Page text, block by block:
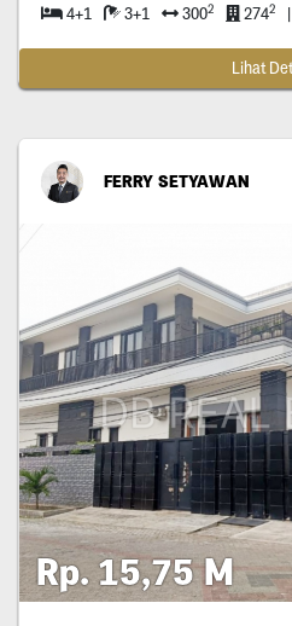
4+1 3+1 3002 2742
Lihat
FERRY SETYAWAN
Rp. 15,75 M